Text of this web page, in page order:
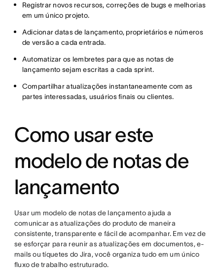
Registrar novos recursos, correções de bugs e melhorias
em um único projeto.
Adicionar datas de lançamento, proprietários e números
de versão a cada entrada.
Automatizar os lembretes para que as notas de
lançamento sejam escritas a cada sprint.
Compartilhar atualizações instantaneamente com as
partes interessadas, usuários finais ou clientes.
Como usar este
modelo de notas de
lançamento
Usar um modelo de notas de lançamento ajuda a
comunicar as atualizações do produto de maneira
consistente, transparente e fácil de acompanhar. Em vez de
se esforçar para reunir as atualizações em documentos, e-
mails ou tíquetes do Jira, você organiza tudo em um único
fluxo de trabalho estruturado.